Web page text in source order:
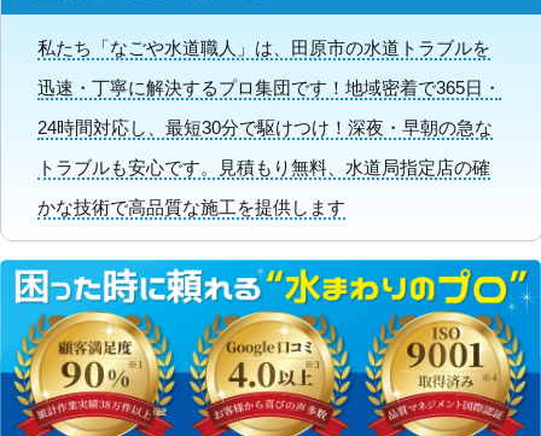
私たち「なごや水道職人」は、田原市の水道トラブルを
迅速・丁寧に解決するプロ集団です！地域密着で365日・
24時間対応し、最短30分で駆けつけ！深夜・早朝の急な
トラブルも安心です。見積もり無料、水道局指定店の確
かな技術で高品質な施工を提供します